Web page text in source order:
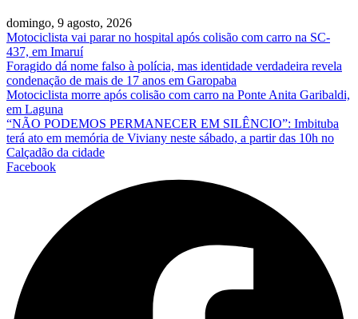
domingo, 9 agosto, 2026
Motociclista vai parar no hospital após colisão com carro na SC-
437, em Imaruí
Foragido dá nome falso à polícia, mas identidade verdadeira revela
condenação de mais de 17 anos em Garopaba
Motociclista morre após colisão com carro na Ponte Anita Garibaldi,
em Laguna
“NÃO PODEMOS PERMANECER EM SILÊNCIO”: Imbituba
terá ato em memória de Viviany neste sábado, a partir das 10h no
Calçadão da cidade
Facebook